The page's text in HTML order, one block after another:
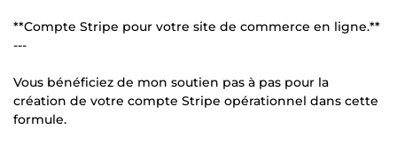
**Compte Stripe pour votre site de commerce en ligne.**
---
Vous bénéficiez de mon soutien pas à pas pour la
création de votre compte Stripe opérationnel dans cette
formule.